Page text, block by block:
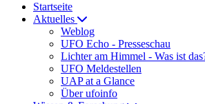
Startseite
Aktuelles
Weblog
UFO Echo - Presseschau
Lichter am Himmel - Was ist
UFO Meldestellen
UAP at a Glance
Über ufoinfo